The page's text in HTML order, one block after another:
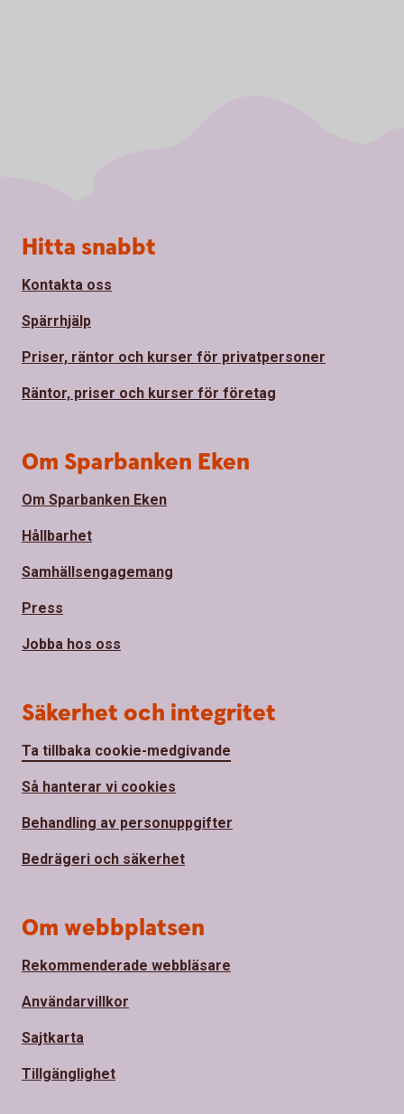
Sidfot
Hitta snabbt
Kontakta oss
Spärrhjälp
Priser, räntor och kurser för privatpersoner
Räntor, priser och kurser för företag
Om Sparbanken Eken
Om Sparbanken Eken
Hållbarhet
Samhällsengagemang
Press
Jobba hos oss
Säkerhet och integritet
Ta tillbaka cookie-medgivande
Så hanterar vi cookies
Behandling av personuppgifter
Bedrägeri och säkerhet
Om webbplatsen
Rekommenderade webbläsare
Användarvillkor
Sajtkarta
Tillgänglighet